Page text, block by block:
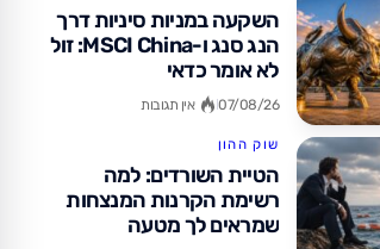
השקעה במניות סיניות דרך
הנג סנג ו-MSCI China: זול
לא אומר כדאי
07/08/26 אין תגובות
שוק ההון
הטיית השורדים: למה
רשימת הקרנות המנצחות
שמראים לך מטעה